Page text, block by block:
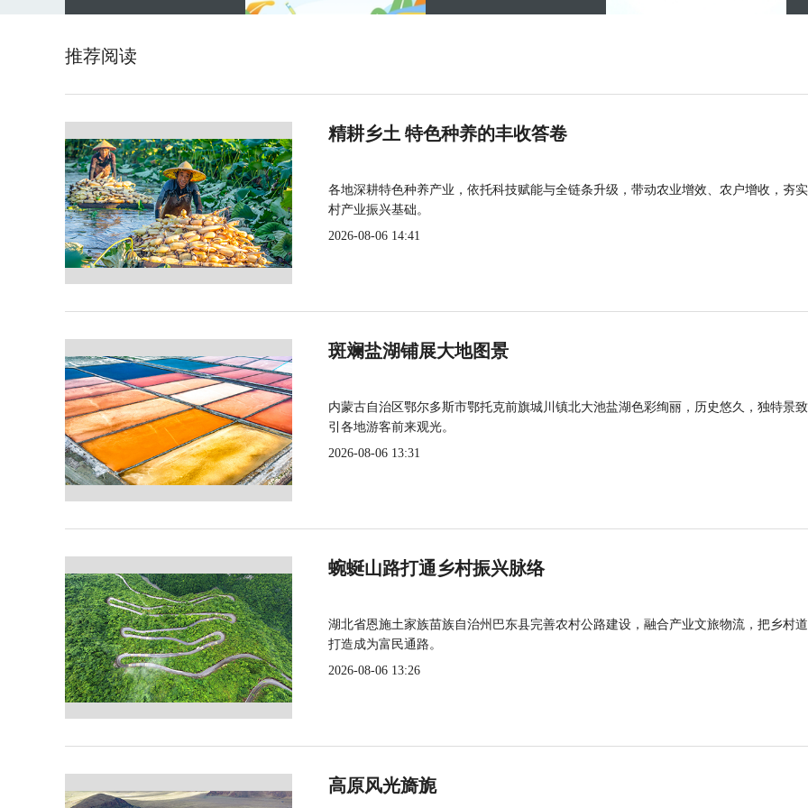
推荐阅读
精耕乡土 特色种养的丰收答卷
各地深耕特色种养产业，依托科技赋能与全链条升级，带动农业增效、农户增收，夯
村产业振兴基础。
2026-08-06 14:41
斑斓盐湖铺展大地图景
内蒙古自治区鄂尔多斯市鄂托克前旗城川镇北大池盐湖色彩绚丽，历史悠久，独特景
引各地游客前来观光。
2026-08-06 13:31
蜿蜒山路打通乡村振兴脉络
湖北省恩施土家族苗族自治州巴东县完善农村公路建设，融合产业文旅物流，把乡村
打造成为富民通路。
2026-08-06 13:26
高原风光旖旎